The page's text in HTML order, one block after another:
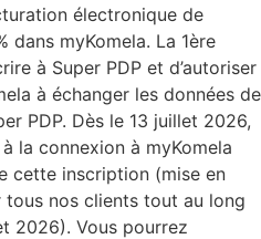
électronique de
dans myKomela. La 1ère
à Super PDP et d’autoriser
à échanger les données de
PDP. Dès le 13 juillet 2026,
la connexion à myKomela
cette inscription (mise en
nos clients tout au long
2026). Vous pourrez